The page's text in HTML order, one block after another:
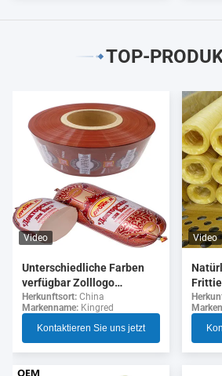
TOP-
Video
Unterschiedliche Farben
verfügbar Zolllogo
Flexographie Druck 5
Schichten Wurst Gehäuse
für Wurst
Herkunftsort: China
Markenname: Kingred
Kontaktieren Sie uns jetzt
Video